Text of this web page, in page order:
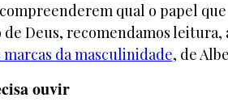
qual o papel
Deus, recomendamos leitura,
marcas da masculinidade, de
ouvir